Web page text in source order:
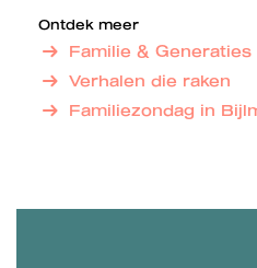
Ontdek meer
Familie & Generaties
Verhalen die raken
Familiezondag in